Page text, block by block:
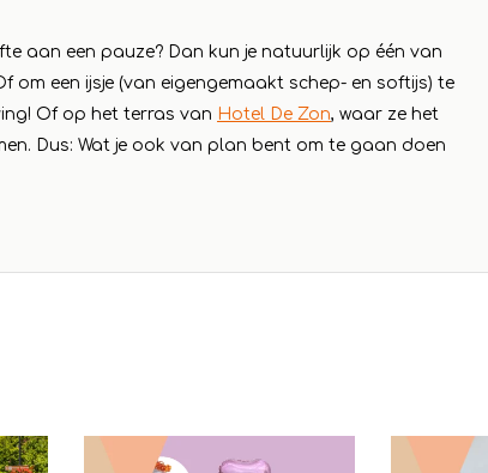
aan een pauze? Dan kun je natuurlijk op één van
om een ijsje (van eigengemaakt schep- en softijs) te
Of op het terras van Hotel De Zon, waar ze het
Dus: Wat je ook van plan bent om te gaan doen